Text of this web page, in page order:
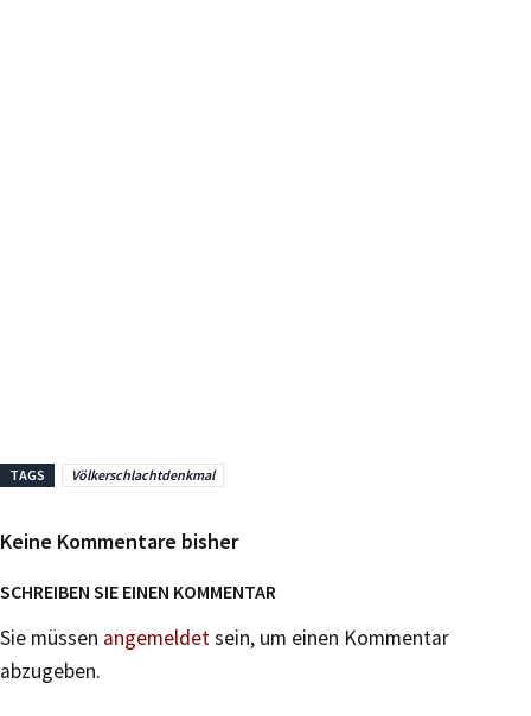
TAGS Völkerschlachtdenkmal
Keine Kommentare bisher
SCHREIBEN SIE EINEN KOMMENTAR
Sie müssen angemeldetsein, um einen Kommentar
abzugeben.